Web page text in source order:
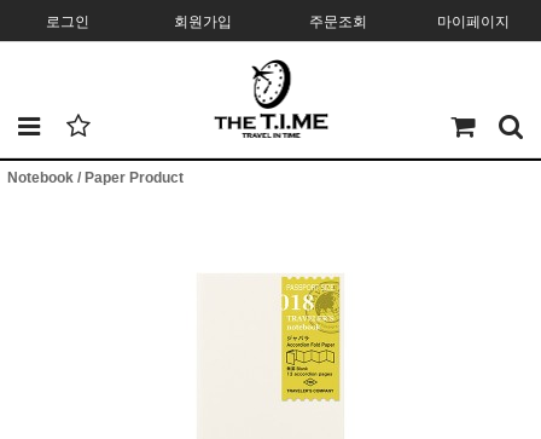
로그인 회원가입 주문조회 마이페이지
Notebook / Paper Product